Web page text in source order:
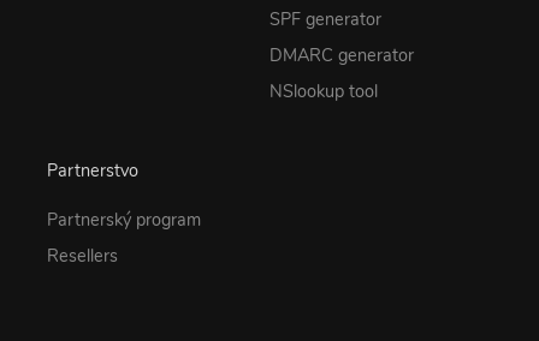
SPF generator
DMARC generator
NSlookup tool
Partnerstvo
Partnerský program
Resellers